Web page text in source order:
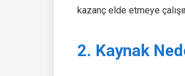
kazanç elde etmeye
2. Kaynak